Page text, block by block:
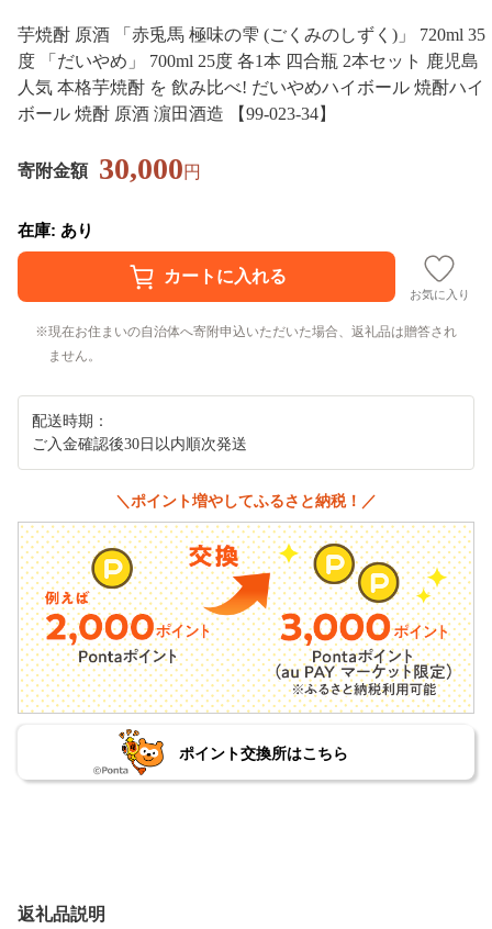
芋焼酎 原酒 「赤兎馬 極味の雫 (ごくみのしずく)」 720ml 35
度 「だいやめ」 700ml 25度 各1本 四合瓶 2本セット 鹿児島
人気 本格芋焼酎 を 飲み比べ! だいやめハイボール 焼酎ハイ
ボール 焼酎 原酒 濵田酒造 【99-023-34】
寄附金額 30,000円
在庫: あり
お気に入り
現在お住まいの自治体へ寄附申込いただいた場合、返礼品は贈答され
ません。
配送時期：
ご入金確認後30日以内順次発送
＼ポイント増やしてふるさと納税！／
ポイント交換所はこちら
返礼品説明